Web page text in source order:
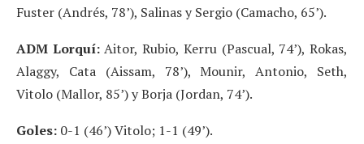
Fuster (Andrés, 78’), Salinas y Sergio (Camacho, 65’).
ADM Lorquí:Aitor, Rubio, Kerru (Pascual, 74’), Rokas,
Alaggy, Cata (Aissam, 78’), Mounir, Antonio, Seth,
Vitolo (Mallor, 85’) y Borja (Jordan, 74’).
Goles: 0-1 (46’) Vitolo; 1-1 (49’).